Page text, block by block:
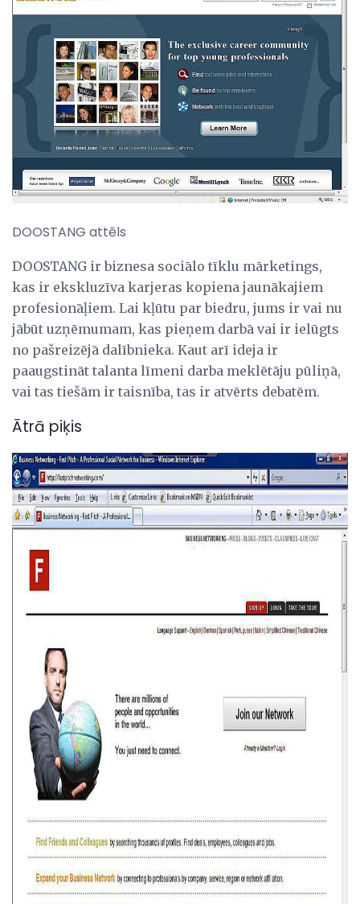
DOOSTANG attēls
DOOSTANG ir biznesa sociālo tīklu mārketings,
kas ir ekskluzīva karjeras kopiena jaunākajiem
profesionāļiem. Lai kļūtu par biedru, jums ir vai nu
jābūt uzņēmumam, kas pieņem darbā vai ir ielūgts
no pašreizējā dalībnieka. Kaut arī ideja ir
paaugstināt talanta līmeni darba meklētāju pūliņā,
vai tas tiešām ir taisnība, tas ir atvērts debatēm.
Ātrā piķis
ad